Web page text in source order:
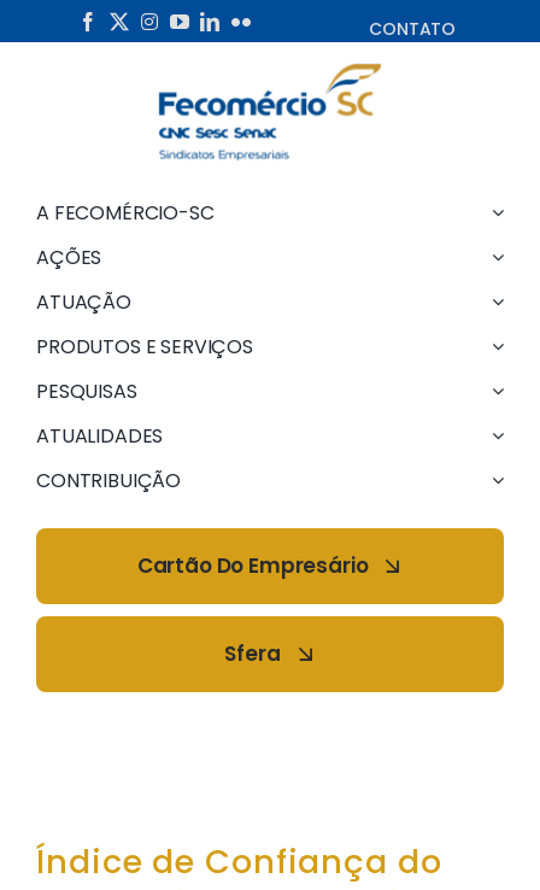
to
CONTATO
A FECOMÉRCIO-SC
AÇÕES
ATUAÇÃO
PRODUTOS E SERVIÇOS
PESQUISAS
ATUALIDADES
CONTRIBUIÇÃO
Cartão Do Empresário
Sfera
Índice de Confiança do